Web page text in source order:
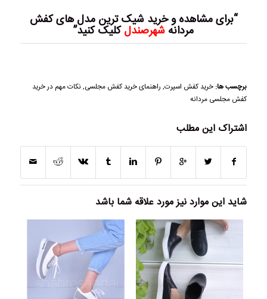
“برای مشاهده و خرید شیک ترین مدل های کفش
مردانه شهرصندلکلیک کنید”
برچسب ها: خرید کفش اسپرت, راهنمای خرید کفش مجلسی, نکات مهم در خرید
کفش مجلسی مردانه
اشتراک این مطلب
شاید این موارد نیز مورد علاقه شما باشد